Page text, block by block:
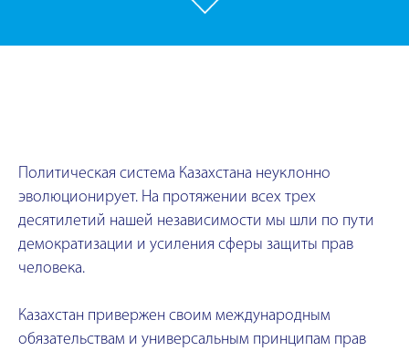
Политическая система Казахстана неуклонно
эволюционирует. На протяжении всех трех
десятилетий нашей независимости мы шли по пути
демократизации и усиления сферы защиты прав
человека.
Казахстан привержен своим международным
обязательствам и универсальным принципам прав